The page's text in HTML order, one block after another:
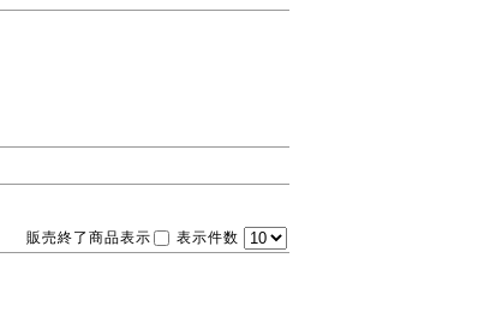
販売終了商品表示 表示件数